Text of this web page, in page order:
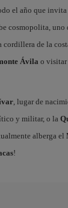
el año que
cosmopolita,
cordillera de la
Ávila o visitar
, lugar de
y militar, o la
alberga el
!